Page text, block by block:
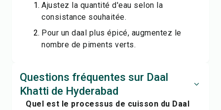
Ajustez la quantité d'eau selon la
consistance souhaitée.
Pour un daal plus épicé, augmentez le
nombre de piments verts.
Questions fréquentes sur Daal
Khatti de Hyderabad
Quel est le processus de cuisson du Daal